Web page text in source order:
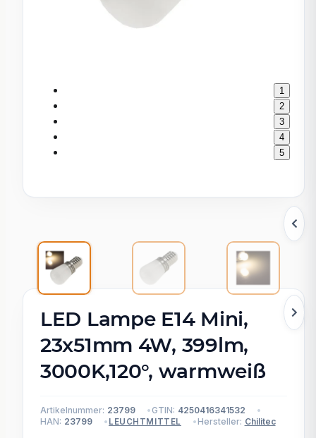
1
2
3
4
5
LED Lampe E14 Mini,
23x51mm 4W, 399lm,
3000K,120°, warmweiß
Artikelnummer: 23799 GTIN: 4250416341532
HAN: 23799 LEUCHTMITTEL Hersteller: Chilitec